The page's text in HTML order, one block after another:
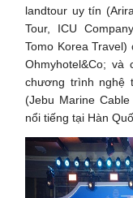
landtour uy tín
Tour, ICU
Tomo Korea
Ohmyhotel&Co;
chương trình nghệ
(Jebu Marine
nổi tiếng tại Hàn